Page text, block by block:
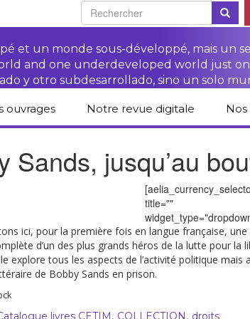
et un monde sous-développé, mais un
and one underdeveloped world just
y otro subdesarrollado, sino un solo
“Protéger les droits
des paysan.nes”
Fiches de formation
sur les droits des
paysan.nes
Accès à la justice
pour les victimes des
STN
Autres documents
et liens
ouvrages
série
droits
Notre revue digitale
pour un autre
développement
Lendemains
solidaires dans les
Sands, jusqu’au
title=""
ici, pour la première fois en langue française, une
d’un des plus grands héros de la lutte pour la
explore tous les aspects de l’activité politique mais
de Bobby Sands en prison.
livres CETIM, COLLECTION, droits